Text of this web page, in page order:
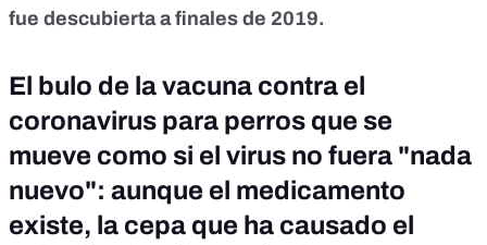
fue descubierta a finales de 2019.
El bulo de la vacuna contra el
coronavirus para perros que se
mueve como si el virus no fuera "nada
nuevo": aunque el medicamento
existe, la cepa que ha causado el